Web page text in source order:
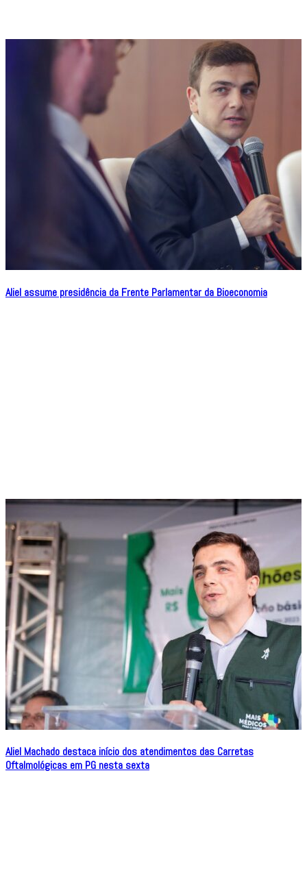
Aliel assume presidência da Frente Parlamentar da Bioeconomia
Aliel Machado destaca início dos atendimentos das Carretas
Oftalmológicas em PG nesta sexta